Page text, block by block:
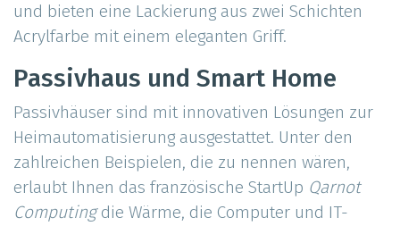
und bieten eine Lackierung aus zwei Schichten
Acrylfarbe mit einem eleganten Griff.
Passivhaus und Smart Home
Passivhäuser sind mit innovativen Lösungen zur
Heimautomatisierung ausgestattet. Unter den
zahlreichen Beispielen, die zu nennen wären,
erlaubt Ihnen das französische StartUp Qarnot
Computingdie Wärme, die Computer und IT-